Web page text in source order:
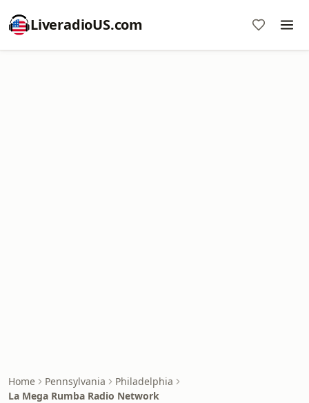
LiveradioUS.com
Home Pennsylvania
Philadelphia
La Mega Rumba Radio Network